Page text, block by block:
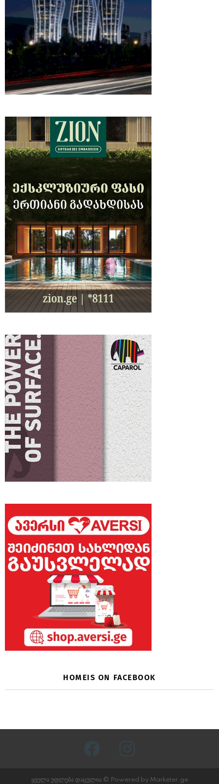
HOMEIS ON FACEBOOK
ყველა უფლება დაცულია © Powered by Marketer.ge